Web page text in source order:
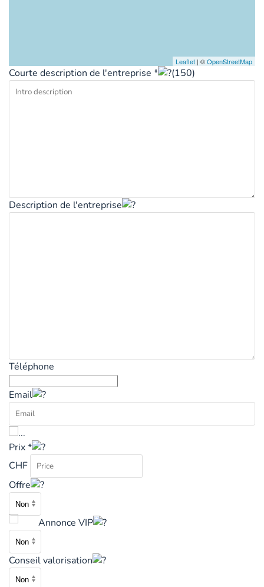
Leaflet | ©OpenStreetMap
Courte description de l'entreprise * (150)
Description de l'entreprise
Téléphone
Email
Prix *
CHF
Offre
Annonce VIP
Conseil valorisation